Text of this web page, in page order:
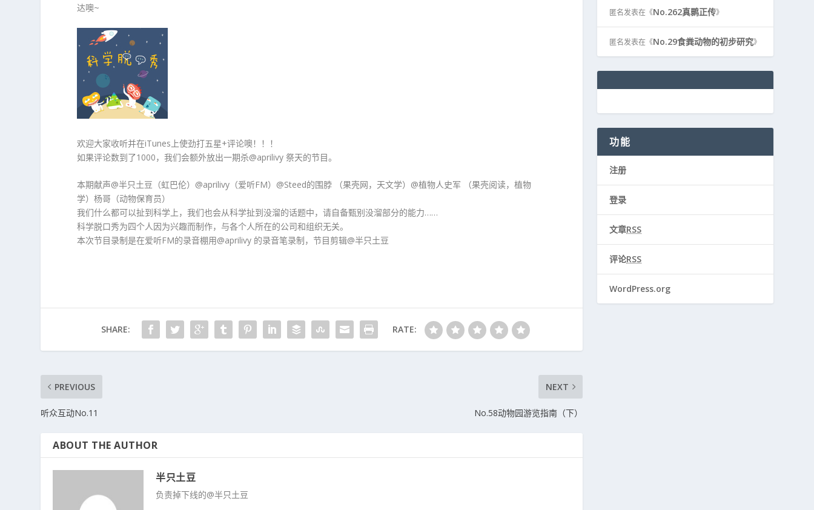
达噢~
欢迎大家收听并在iTunes上使劲打五星+评论噢！！！
如果评论数到了1000，我们会额外放出一期杀@aprilivy 祭天的节目。
本期献声@半只土豆（虹巴伦）@aprilivy（爱听FM）@Steed的围脖 （果壳网，天文学）@植物人史军 （果壳阅读，植物
学）杨哥（动物保育员）
我们什么都可以扯到科学上，我们也会从科学扯到没溜的话题中，请自备甄别没溜部分的能力……
科学脱口秀为四个人因为兴趣而制作，与各个人所在的公司和组织无关。
本次节目录制是在爱听FM的录音棚用@aprilivy 的录音笔录制，节目剪辑@半只土豆
SHARE: RATE:
PREVIOUS
听众互动No.11
NEXT
No.58动物园游览指南（下）
ABOUT THE AUTHOR
半只土豆
负责掉下线的@半只土豆
匿名发表在《No.262真鹮正传》
匿名发表在《No.29食粪动物的初步研究》
功能
注册
登录
文章RSS
评论RSS
WordPress.org